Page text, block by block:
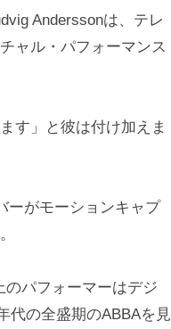
Anderssonは、テレ
ャル・パフォーマンス
す」と彼は付け加えま
ーがモーションキャプ
パフォーマーはデジ
代の全盛期のABBAを見